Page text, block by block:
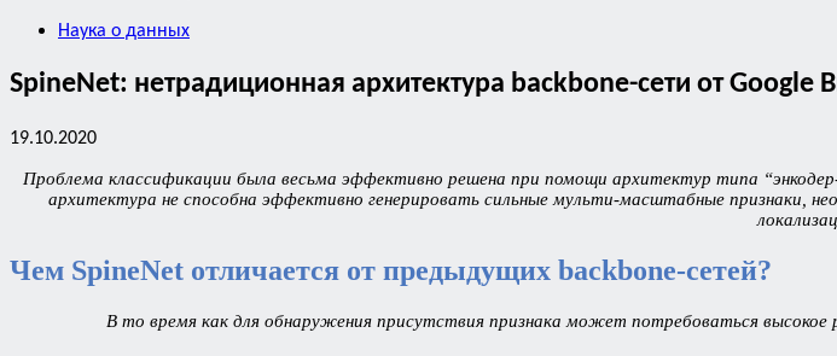
Наука о данных
SpineNet: нетрадиционная архитектура backbone-сети от Google
19.10.2020
Проблема классификации была весьма эффективно решена при помощи архитектур типа
архитектура не способна эффективно генерировать сильные мульти-масштабные признаки,
Чем SpineNet отличается от предыдущих backbone-сетей?
В то время как для обнаружения присутствия признака может потребоваться